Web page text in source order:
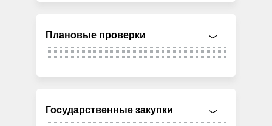
Плановые проверки
Государственные закупки